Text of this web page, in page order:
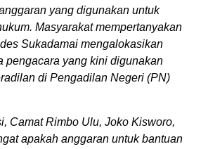
yang digunakan untuk
Masyarakat mempertanyakan
Sukadamai mengalokasikan
pengacara yang kini digunakan
di Pengadilan Negeri (PN)
Camat Rimbo Ulu, Joko Kisworo,
apakah anggaran untuk bantuan